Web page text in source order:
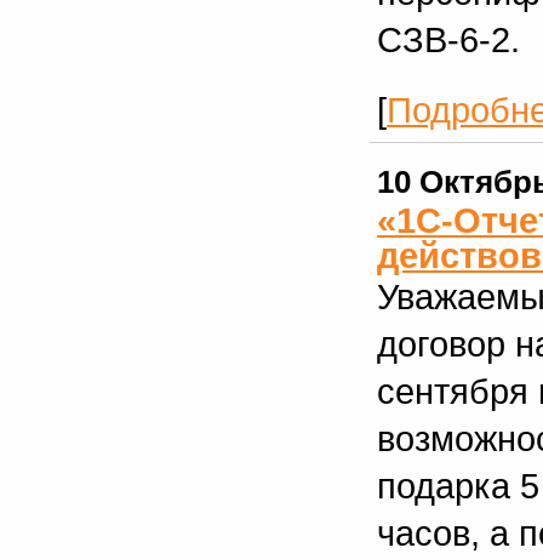
СЗВ-6-2.
[
10
«1С-
договор
сентября
подарка
часов, а